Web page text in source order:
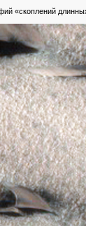
«скоплений